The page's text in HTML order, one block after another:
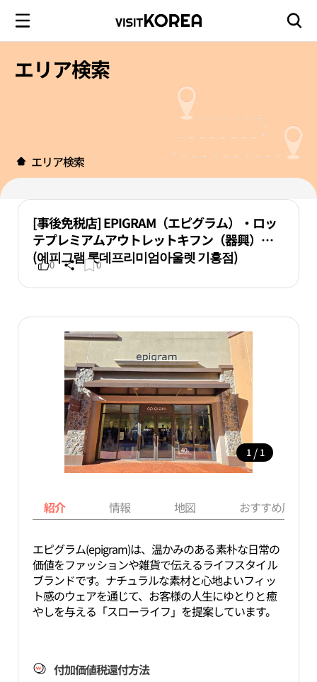
エリア検索
エリア検索
[事後免税店] EPIGRAM（エピグラム）・ロッ
テプレミアムアウトレットキフン（器興）店
(에피그램 롯데프리미엄아울렛 기흥점)
0 0
1 / 1
紹介 情報 地図 おすすめ周辺
エピグラム(epigram)は、温かみのある素朴な日常の
価値をファッションや雑貨で伝えるライフスタイル
ブランドです。ナチュラルな素材と心地よいフィッ
ト感のウェアを通じて、お客様の人生にゆとりと癒
やしを与える「スローライフ」を提案しています。
付加価値税還付方法